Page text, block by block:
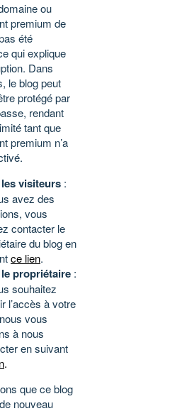
ou
premium de
été
qui explique
Dans
le blog peut
protégé par
rendant
tant que
premium n’a
visiteurs :
avez des
vous
contacter le
du blog en
ce lien.
propriétaire :
souhaitez
l’accès à votre
vous
à nous
en suivant
.
que ce blog
nouveau